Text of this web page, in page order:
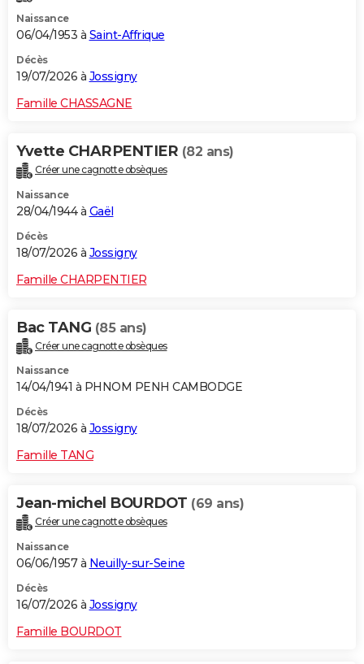
Naissance
06/04/1953 à Saint-Affrique
Décès
19/07/2026 à Jossigny
Famille CHASSAGNE
Yvette CHARPENTIER (82 ans)
Créer une cagnotte obsèques
Naissance
28/04/1944 à Gaël
Décès
18/07/2026 à Jossigny
Famille CHARPENTIER
Bac TANG (85 ans)
Créer une cagnotte obsèques
Naissance
14/04/1941 à PHNOM PENH CAMBODGE
Décès
18/07/2026 à Jossigny
Famille TANG
Jean-michel BOURDOT (69 ans)
Créer une cagnotte obsèques
Naissance
06/06/1957 à Neuilly-sur-Seine
Décès
16/07/2026 à Jossigny
Famille BOURDOT